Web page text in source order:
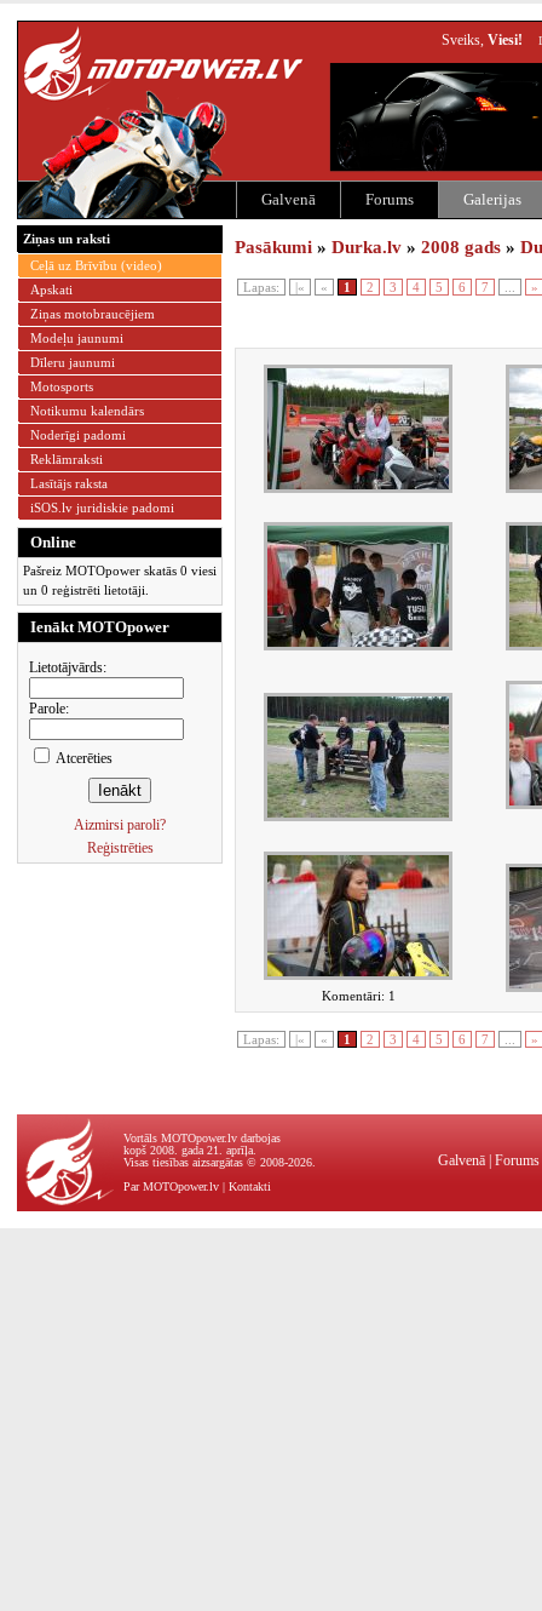
Sveiks, Viesi!
Galvenā Forums Galerijas
Ziņas un raksti
Ceļā uz Brīvību (video)
Apskati
Ziņas motobraucējiem
Modeļu jaunumi
Dīleru jaunumi
Motosports
Notikumu kalendārs
Noderīgi padomi
Reklāmraksti
Lasītājs raksta
iSOS.lv juridiskie padomi
Online
Pašreiz MOTOpower skatās 0 viesi
un 0 reģistrēti lietotāji.
Ienākt MOTOpower
Lietotājvārds:
Parole:
Atcerēties
Aizmirsi paroli?
Reģistrēties
Pasākumi » Durka.lv » 2008 gads »
Lapas: |« « 1 2 3 4 5 6 7 »
Komentāri: 1
Lapas: |« « 1 2 3 4 5 6 7 »
Vortāls MOTOpower.lv darbojas
kopš 2008. gada 21. aprīļa.
Visas tiesības aizsargātas © 2008-2026.
Par MOTOpower.lv | Kontakti
Galvenā Forums